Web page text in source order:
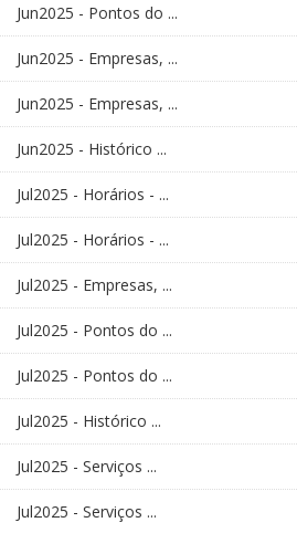
Jun2025 - Pontos do ...
Jun2025 - Empresas, ...
Jun2025 - Empresas, ...
Jun2025 - Histórico ...
Jul2025 - Horários - ...
Jul2025 - Horários - ...
Jul2025 - Empresas, ...
Jul2025 - Pontos do ...
Jul2025 - Pontos do ...
Jul2025 - Histórico ...
Jul2025 - Serviços ...
Jul2025 - Serviços ...